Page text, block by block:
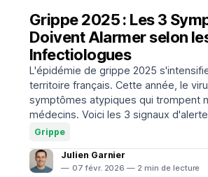
Grippe 2025 : Les 3
Doivent Alarmer selon
Infectiologues
L'épidémie de grippe 2025
territoire français. Cette année, le
symptômes atypiques qui trompent
médecins. Voici les 3 signaux
ignorer. Selon le dernier bulletin de Santé publique
Grippe
Julien Garnier
07 févr. 2026 — 2 min de lecture